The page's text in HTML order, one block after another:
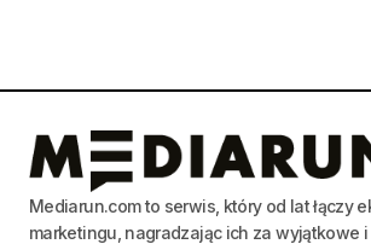
Mediarun.com to serwis, który od lat łączy
marketingu, nagradzając ich za wyjątkowe